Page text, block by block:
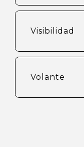
Visibilidad
Volante